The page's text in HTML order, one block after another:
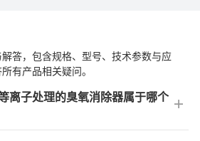
答，包含规格、型号、技术参数与应
有产品相关疑问。
离子处理的臭氧消除器属于哪个